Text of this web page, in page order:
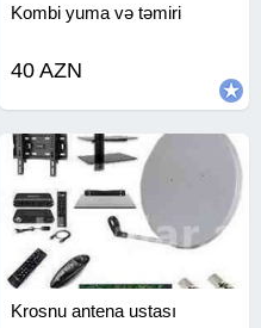
Kombi yuma və təmiri
40 AZN
Krosnu antena ustası